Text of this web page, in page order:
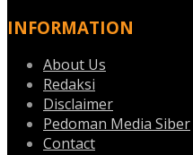
INFORMATION
About Us
Redaksi
Disclaimer
Pedoman Media Siber
Contact